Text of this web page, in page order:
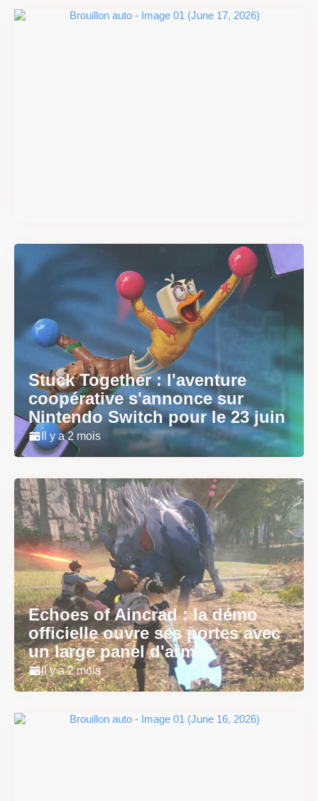
Stuck Together : l'aventure
coopérative s'annonce sur
Nintendo Switch pour le 23 juin
Il y a 2 mois
Echoes of Aincrad : la démo
officielle ouvre ses portes avec
un large panel d'armes
Il y a 2 mois